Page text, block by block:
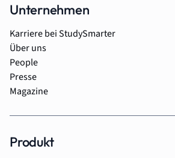
Unternehmen
Karriere bei StudySmarter
Über uns
People
Presse
Magazine
Produkt